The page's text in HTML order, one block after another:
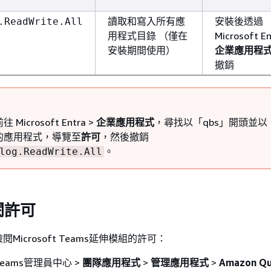
讀取和寫入所有應
用程式目錄 （僅在
安裝期間使用）
安裝後透過
Microsoft
企業應用程
撤銷
往 Microsoft Entra > 企業應用程式 ，尋找以「qbs」開頭並以
應用程式，導覽至許可 ，然後撤銷
。
許可
Microsoft Teams延伸模組的許可：
管理員中心 > 團隊應用程式 > 管理應用程式 > Amazon